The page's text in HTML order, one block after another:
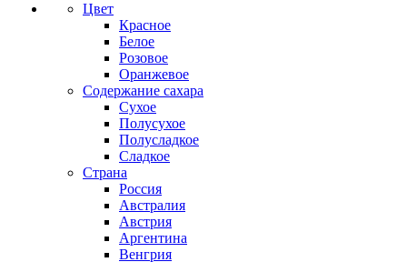
Цвет
Красное
Белое
Розовое
Оранжевое
Содержание сахара
Сухое
Полусухое
Полусладкое
Сладкое
Страна
Россия
Австралия
Австрия
Аргентина
Венгрия